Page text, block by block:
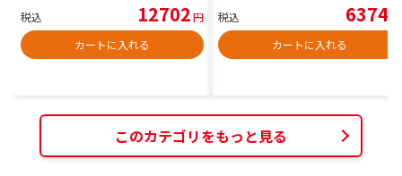
税込 12702円
カートに入れる
税込 6374
カートに入れる
このカテゴリをもっと見る